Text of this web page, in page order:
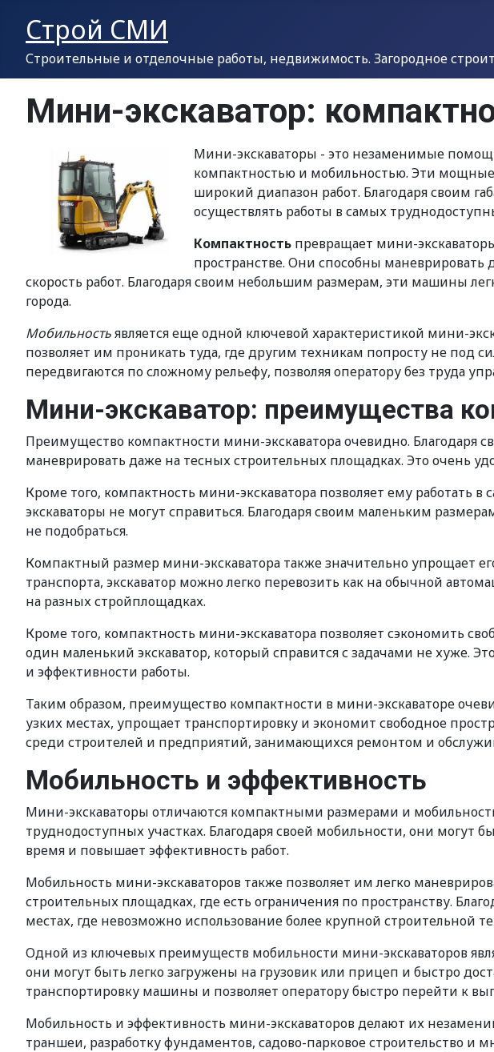
Строй СМИ
Строительные и отделочные работы, недвижимость. Загородное
Мини-экскаватор:
Мини-экскаваторы - это незаменимые
компактностью и мобильностью. Эти
широкий диапазон работ. Благодаря своим
осуществлять работы в самых
Компактность превращает мини-
пространстве. Они способны маневрировать
скорость работ. Благодаря своим небольшим размерам, эти машины
города.
Мобильностьявляется еще одной ключевой характеристикой мини-
позволяет им проникать туда, где другим техникам попросту не под
передвигаются по сложному рельефу, позволяя оператору без труда
Мини-экскаватор: преимущества
Преимущество компактности мини-экскаватора очевидно. Благодаря
маневрировать даже на тесных строительных площадках. Это очень
Кроме того, компактность мини-экскаватора позволяет ему работать
экскаваторы не могут справиться. Благодаря своим маленьким
не подобраться.
Компактный размер мини-экскаватора также значительно упрощает
транспорта, экскаватор можно легко перевозить как на обычной
на разных стройплощадках.
Кроме того, компактность мини-экскаватора позволяет сэкономить
один маленький экскаватор, который справится с задачами не хуже.
и эффективности работы.
Таким образом, преимущество компактности в мини-экскаваторе
узких местах, упрощает транспортировку и экономит свободное
среди строителей и предприятий, занимающихся ремонтом и
Мобильность и эффективность
Мини-экскаваторы отличаются компактными размерами и
труднодоступных участках. Благодаря своей мобильности, они
время и повышает эффективность работ.
Мобильность мини-экскаваторов также позволяет им легко
строительных площадках, где есть ограничения по пространству.
местах, где невозможно использование более крупной строительной
Одной из ключевых преимуществ мобильности мини-экскаваторов
они могут быть легко загружены на грузовик или прицеп и быстро
транспортировку машины и позволяет оператору быстро перейти к
Мобильность и эффективность мини-экскаваторов делают их
траншеи, разработку фундаментов, садово-парковое строительство и